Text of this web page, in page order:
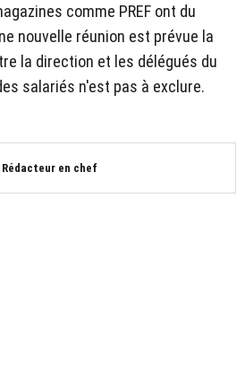
comme PREF ont du
nouvelle réunion est prévue la
la direction et les délégués du
salariés n'est pas à exclure.
Rédacteur en chef